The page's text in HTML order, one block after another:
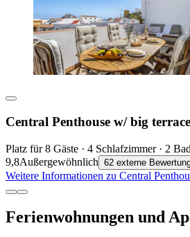
Central Penthouse w/ big
Platz für 8 Gäste · 4 Schlafzimmer · 2
9,8Außergewöhnlich 62 externe
Weitere Informationen zu Central
Ferienwohnungen und